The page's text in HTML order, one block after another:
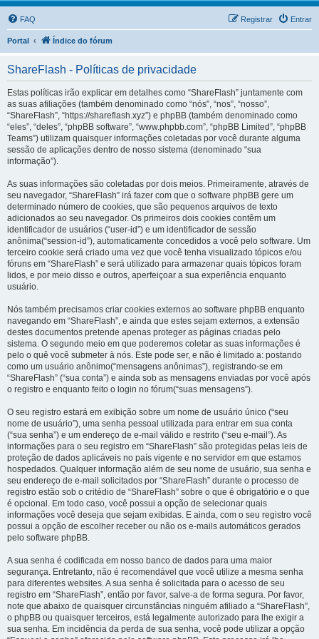
FAQ Entrar
Registrar
Portal Índice do fórum
ShareFlash - Políticas de privacidade
Estas políticas irão explicar em detalhes como “ShareFlash” juntamente com
as suas afiliações (também denominado como “nós”, “nos”, “nosso”,
“ShareFlash”, “https://shareflash.xyz”) e phpBB (também denominado como
“eles”, “deles”, “phpBB software”, “www.phpbb.com”, “phpBB Limited”, “phpBB
Teams”) utilizam quaisquer informações coletadas por você durante alguma
sessão de aplicações dentro de nosso sistema (denominado “sua
informação”).
As suas informações são coletadas por dois meios. Primeiramente, através de
seu navegador, “ShareFlash” irá fazer com que o software phpBB gere um
determinado número de cookies, que são pequenos arquivos de texto
adicionados ao seu navegador. Os primeiros dois cookies contêm um
identificador de usuários (“user-id”) e um identificador de sessão
anônima(“session-id”), automaticamente concedidos a você pelo software. Um
terceiro cookie será criado uma vez que você tenha visualizado tópicos e/ou
fóruns em “ShareFlash” e será utilizado para armazenar quais tópicos foram
lidos, e por meio disso e outros, aperfeiçoar a sua experiência enquanto
usuário.
Nós também precisamos criar cookies externos ao software phpBB enquanto
navegando em “ShareFlash”, e ainda que estes sejam externos, a extensão
destes documentos pretende apenas proteger as páginas criadas pelo
sistema. O segundo meio em que poderemos coletar as suas informações é
pelo o quê você submeter à nós. Este pode ser, e não é limitado a: postando
como um usuário anônimo(“mensagens anônimas”), registrando-se em
“ShareFlash” (“sua conta”) e ainda sob as mensagens enviadas por você após
o registro e enquanto feito o login no fórum(“suas mensagens”).
O seu registro estará em exibição sobre um nome de usuário único (“seu
nome de usuário”), uma senha pessoal utilizada para entrar em sua conta
(“sua senha”) e um endereço de e-mail válido e restrito (“seu e-mail”). As
informações para o seu registro em “ShareFlash” são protegidas pelas leis de
proteção de dados aplicáveis no país vigente e no servidor em que estamos
hospedados. Qualquer informação além de seu nome de usuário, sua senha e
seu endereço de e-mail solicitados por “ShareFlash” durante o processo de
registro estão sob o critédio de “ShareFlash” sobre o que é obrigatório e o que
é opcional. Em todo caso, você possui a opção de selecionar quais
informações você deseja que sejam exibidas. E ainda, com o seu registro você
possui a opção de escolher receber ou não os e-mails automáticos gerados
pelo software phpBB.
A sua senha é codificada em nosso banco de dados para uma maior
segurança. Entretanto, não é recomendável que você utilize a mesma senha
para diferentes websites. A sua senha é solicitada para o acesso de seu
registro em “ShareFlash”, então por favor, salve-a de forma segura. Por favor,
note que abaixo de quaisquer circunstâncias ninguém afiliado a “ShareFlash”,
o phpBB ou quaisquer terceiros, está legalmente autorizado para lhe exigir a
sua senha. Em incidência da perda de sua senha, você pode utilizar a opção